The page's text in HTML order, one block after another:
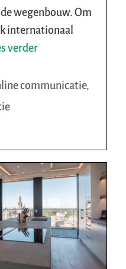
wegenbouw. Om
internationaal
verder
communicatie,